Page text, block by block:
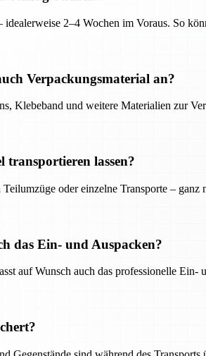
2–4 Wochen im Voraus. So
Verpackungsmaterial an?
Klebeband und weitere Materialien zur
lassen?
oder einzelne Transporte – ganz
das Ein- und Auspacken?
auf Wunsch auch das professionelle Ein-